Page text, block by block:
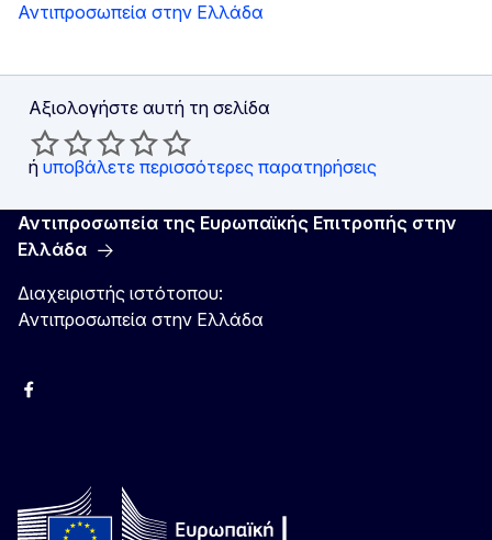
Αντιπροσωπεία στην Ελλάδα
Αξιολογήστε αυτή τη σελίδα
ή υποβάλετε περισσότερες παρατηρήσεις
Αντιπροσωπεία της Ευρωπαϊκής Επιτροπής στην
Ελλάδα
Διαχειριστής ιστότοπου:
Αντιπροσωπεία στην Ελλάδα
Facebook